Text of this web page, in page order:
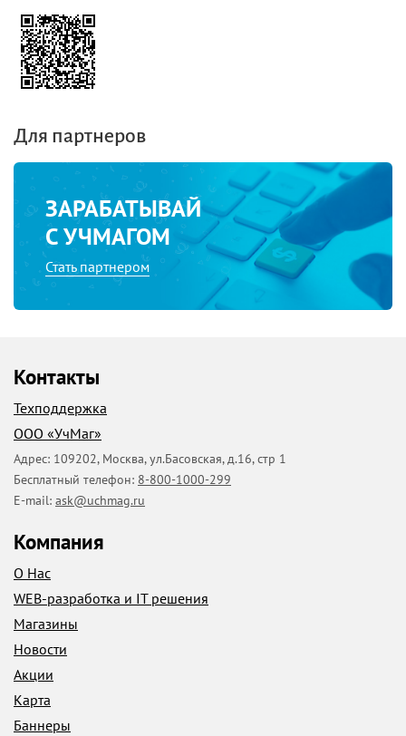
Для партнеров
ЗАРАБАТЫВАЙ
С УЧМАГОМ
Стать партнером
Контакты
Техподдержка
ООО «УчМаг»
Адрес: 109202, Москва,ул.Басовская, д.16, стр 1
Бесплатный телефон: 8-800-1000-299
E-mail: ask@uchmag.ru
Компания
О Нас
WEB-разработка и IT решения
Магазины
Новости
Акции
Карта
Баннеры